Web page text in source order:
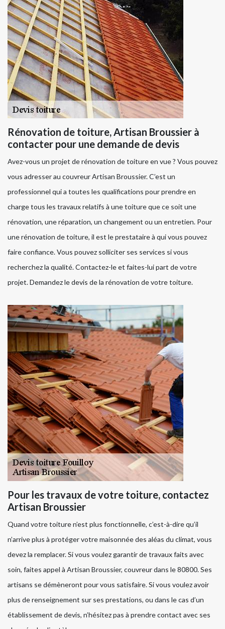
Rénovation de toiture, Artisan Broussier à
contacter pour une demande de devis
Avez-vous un projet de rénovation de toiture en vue ? Vous pouvez
vous adresser au couvreur Artisan Broussier. C’est un
professionnel qui a toutes les qualifications pour prendre en
charge tous les travaux relatifs à une toiture que ce soit une
rénovation, une réparation, un changement ou un entretien. Pour
une rénovation de toiture, il est le prestataire à qui vous pouvez
faire confiance. Vous pouvez solliciter ses services si vous
recherchez la qualité. Contactez-le et faites-lui part de votre
projet. Demandez le devis de la rénovation de votre toiture.
Pour les travaux de votre toiture, contactez
Artisan Broussier
Quand votre toiture n’est plus fonctionnelle, c’est-à-dire qu’il
n’arrive plus à protéger votre maisonnée des aléas du climat, vous
devez la remplacer. Si vous voulez garantir de travaux faits avec
soin, faites appel à Artisan Broussier, couvreur dans le 80800. Ses
artisans se démèneront pour vous satisfaire. Si vous voulez avoir
plus de renseignement sur ses prestations, ou dans le cas d’un
établissement de devis, n’hésitez pas à prendre contact avec ses